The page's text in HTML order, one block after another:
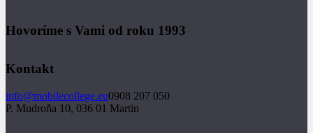
Hovoríme s Vami od roku 1993
Kontakt
info@mobilecollege.eu0908 207 050
P. Mudroňa 10, 036 01 Martin